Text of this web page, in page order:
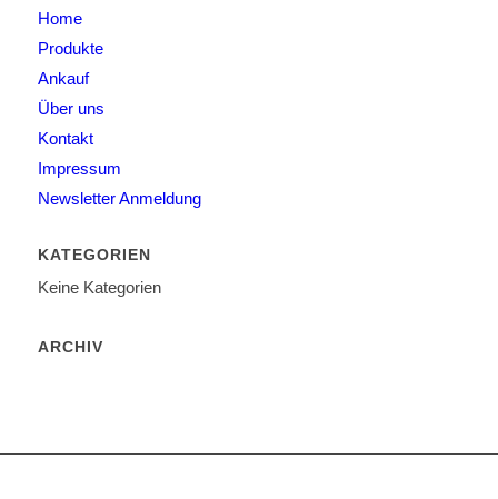
Home
Produkte
Ankauf
Über uns
Kontakt
Impressum
Newsletter Anmeldung
KATEGORIEN
Keine Kategorien
ARCHIV